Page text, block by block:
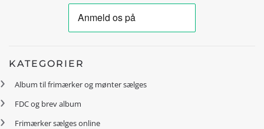
KATEGORIER
Album til frimærker og mønter sælges
FDC og brev album
Frimærker sælges online